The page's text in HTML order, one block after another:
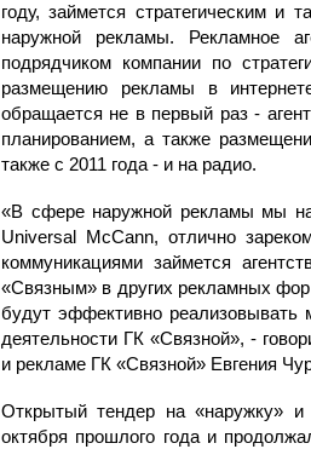
году, займется стратегическим и
наружной рекламы. Рекламное
подрядчиком компании по
размещению рекламы в
обращается не в первый раз -
планированием, а также
также с 2011 года - и на радио.
«В сфере наружной рекламы мы
Universal McCann, отлично
коммуникациями займется
«Связным» в других рекламных
будут эффективно
деятельности ГК «Связной», -
и рекламе ГК «Связной» Евгения
Открытый тендер на «наружку»
октября прошлого года и